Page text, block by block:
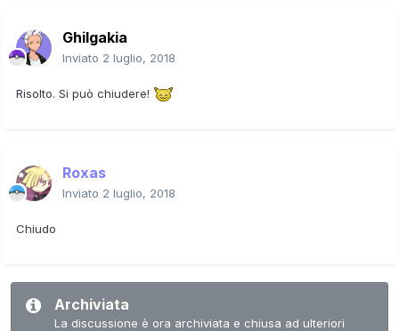
Ghilgakia
Inviato 2 luglio, 2018
Risolto. Si può chiudere!
Roxas
Inviato 2 luglio, 2018
Chiudo
Archiviata
La discussione è ora archiviata e chiusa ad ulteriori